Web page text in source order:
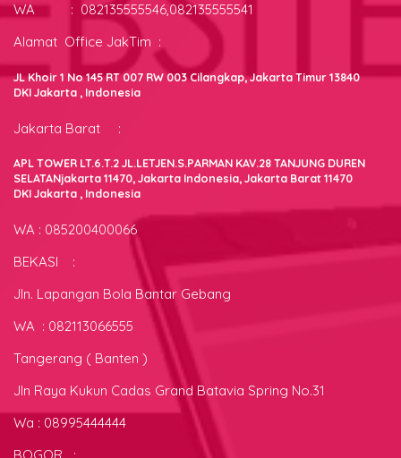
WA : 082135555546,082135555541
Alamat Office JakTim :
JL Khoir 1 No 145 RT 007 RW 003 Cilangkap, Jakarta Timur 13840
DKI Jakarta , Indonesia
Jakarta Barat :
APL TOWER LT.6.T.2 JL.LETJEN.S.PARMAN KAV.28 TANJUNG DUREN
SELATANjakarta 11470, Jakarta Indonesia, Jakarta Barat 11470
DKI Jakarta , Indonesia
WA : 085200400066
BEKASI :
Jln. Lapangan Bola Bantar Gebang
WA : 082113066555
Tangerang ( Banten )
Jln Raya Kukun Cadas Grand Batavia Spring No.31
Wa : 08995444444